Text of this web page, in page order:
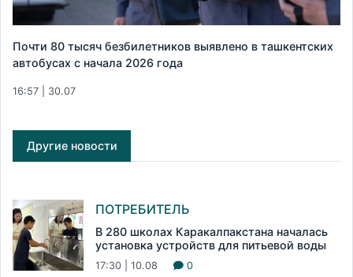
Почти 80 тысяч безбилетников выявлено в ташкентских
автобусах с начала 2026 года
16:57 | 30.07
Другие новости
ПОТРЕБИТЕЛЬ
В 280 школах Каракалпакстана началась
установка устройств для питьевой воды
17:30 | 10.08 0